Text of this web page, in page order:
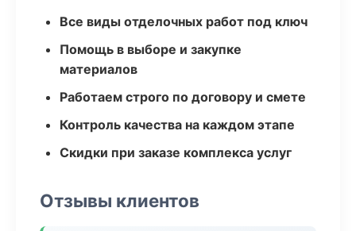
Все виды отделочных работ под ключ
Помощь в выборе и закупке
материалов
Работаем строго по договору и смете
Контроль качества на каждом этапе
Скидки при заказе комплекса услуг
Отзывы клиентов